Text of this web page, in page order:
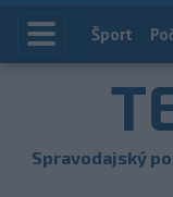
Index
Šport
Spravodajský